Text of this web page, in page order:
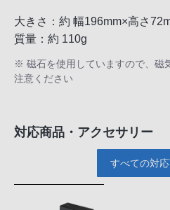
大きさ：約 幅196mm×高さ
質量：約 110g
※ 磁石を使用していますので、磁
注意ください
対応商品・アクセサリー
すべての対